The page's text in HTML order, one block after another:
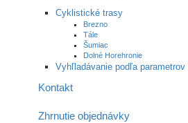
Cyklistické trasy
Brezno
Tále
Šumiac
Dolné Horehronie
Vyhľladávanie podľa parametrov
Kontakt
Zhrnutie objednávky